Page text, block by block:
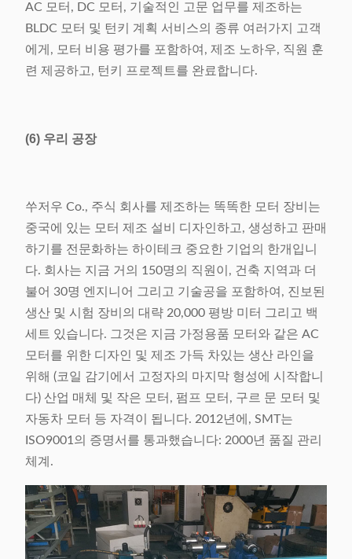
AC 모터, DC 모터, 기술적인 고문 업무를 제조하는
BLDC 모터 및 턴키 계획 서비스의 종류 여러가지 고객
에게, 모터 비용 평가를 포함하여, 제조 노하우, 직원 훈
련 제공하고, 턴키 프로젝트를 완료합니다.
(6) 우리 공장
쑤저우 Co., 주식 회사를 제조하는 똑똑한 모터 장비는
중국에 있는 모터 제조 설비 디자인하고, 생성하고 판매
하기를 전문화하는 하이테크 중요한 기업의 한개입니
다. 회사는 지금 거의 150명의 직원이, 건축 지역과 더
불어 30명 엔지니어 그리고 기술공을 포함하여, 진보된
생산 및 시험 장비의 대략 20,000 평방 미터 그리고 백
세트 있습니다. 그것은 지금 가정용품 모터와 같은 AC
모터를 위한 디자인 및 제조 가득 차있는 생산 라인을
위해 (코일 감기에서 고정자의 마지막 형성에 시작합니
다) 산업 매체 및 작은 모터, 펌프 모터, 구르 문 모터 및
자동차 모터 등 자격이 됩니다. 2012년에, SMT는
ISO9001의 증명서를 통과했습니다: 2000년 품질 관리
체계.